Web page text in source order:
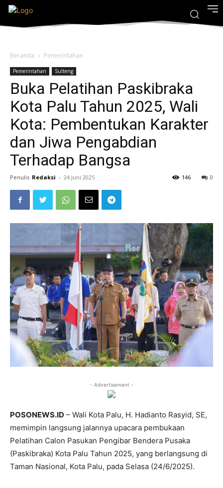
Beranda Pemerintahan
Pemerintahan Sulteng
Buka Pelatihan Paskibraka
Kota Palu Tahun 2025, Wali
Kota: Pembentukan Karakter
dan Jiwa Pengabdian
Terhadap Bangsa
Penulis Redaksi - 24 Juni 2025 0
146
- Advertisement -
POSONEWS.ID – Wali Kota Palu, H. Hadianto Rasyid, SE,
memimpin langsung jalannya upacara pembukaan
Pelatihan Calon Pasukan Pengibar Bendera Pusaka
(Paskibraka) Kota Palu Tahun 2025, yang berlangsung di
Taman Nasional, Kota Palu, pada Selasa (24/6/2025).